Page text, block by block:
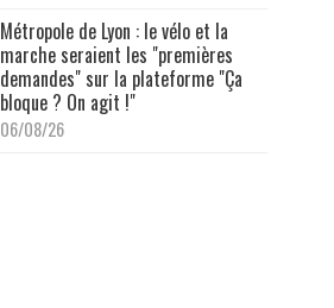
Métropole de Lyon : le vélo et la
marche seraient les "premières
demandes" sur la plateforme "Ça
bloque ? On agit !"
06/08/26